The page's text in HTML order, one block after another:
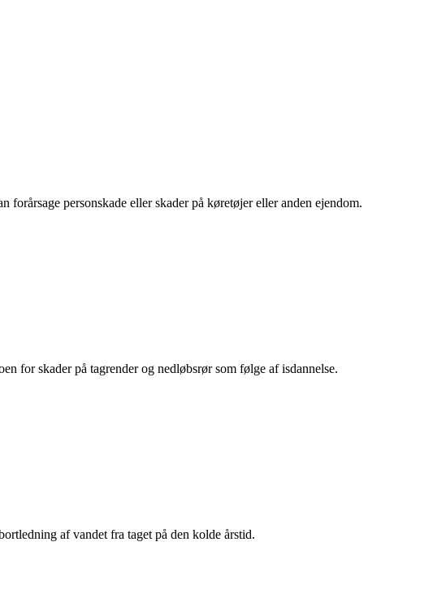
personskade eller skader på køretøjer eller anden ejendom.
for skader på tagrender og nedløbsrør som følge af isdannelse.
af vandet fra taget på den kolde årstid.